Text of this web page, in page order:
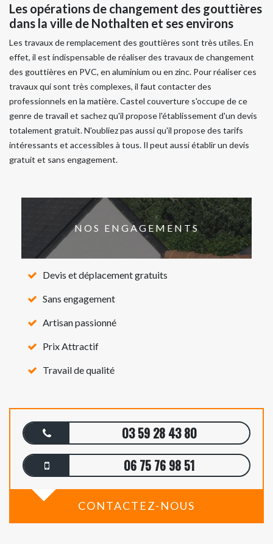
Les opérations de changement des gouttières
dans la ville de Nothalten et ses environs
Les travaux de remplacement des gouttières sont très utiles. En
effet, il est indispensable de réaliser des travaux de changement
des gouttières en PVC, en aluminium ou en zinc. Pour réaliser ces
travaux qui sont très complexes, il faut contacter des
professionnels en la matière. Castel couverture s'occupe de ce
genre de travail et sachez qu'il propose l'établissement d'un devis
totalement gratuit. N'oubliez pas aussi qu'il propose des tarifs
intéressants et accessibles à tous. Il peut aussi établir un devis
gratuit et sans engagement.
NOS ENGAGEMENTS
Devis et déplacement gratuits
Sans engagement
Artisan passionné
Prix Attractif
Travail de qualité
03 59 28 43 80
06 75 76 98 51
CONTACTEZ-NOUS